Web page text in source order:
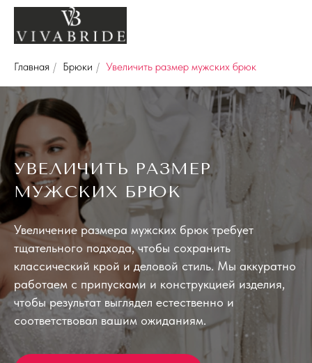
Главная / Брюки / Увеличить размер мужских брюк
УВЕЛИЧИТЬ РАЗМЕР
МУЖСКИХ БРЮК
Увеличение размера мужских брюк требует
тщательного подхода, чтобы сохранить
классический крой и деловой стиль. Мы аккуратно
работаем с припусками и конструкцией изделия,
чтобы результат выглядел естественно и
соответствовал вашим ожиданиям.